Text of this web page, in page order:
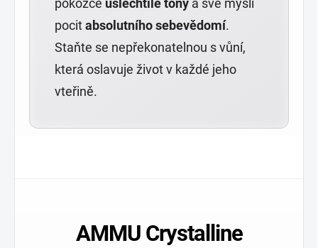
pokožce ušlechtilé tóny a své mysli
pocit absolutního sebevědomí.
Staňte se nepřekonatelnou s vůní,
která oslavuje život v každé jeho
vteřině.
AMMU Crystalline